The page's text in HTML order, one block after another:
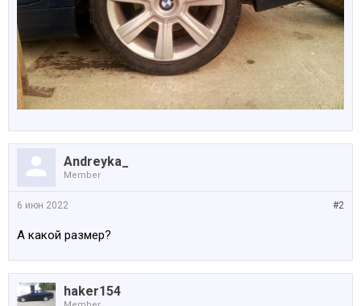
Andreyka_
Member
#2
6 июн 2022
А какой размер?
haker154